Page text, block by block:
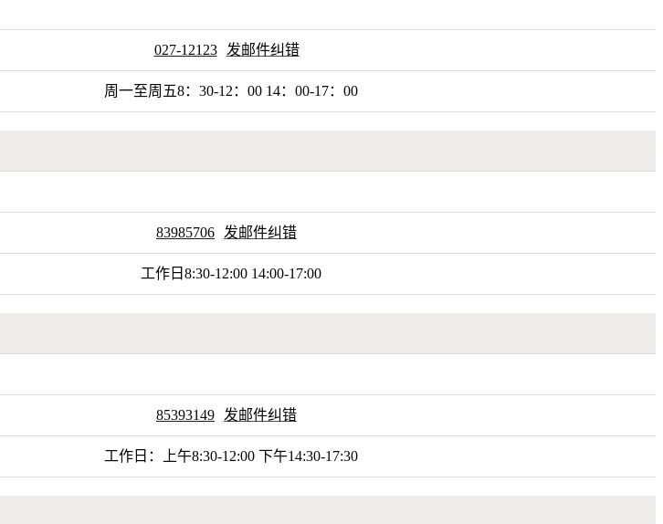
027-12123 发邮件纠错
周一至周五8：30-12：00 14：00-17：00
83985706 发邮件纠错
工作日8:30-12:00 14:00-17:00
85393149 发邮件纠错
工作日：上午8:30-12:00 下午14:30-17:30